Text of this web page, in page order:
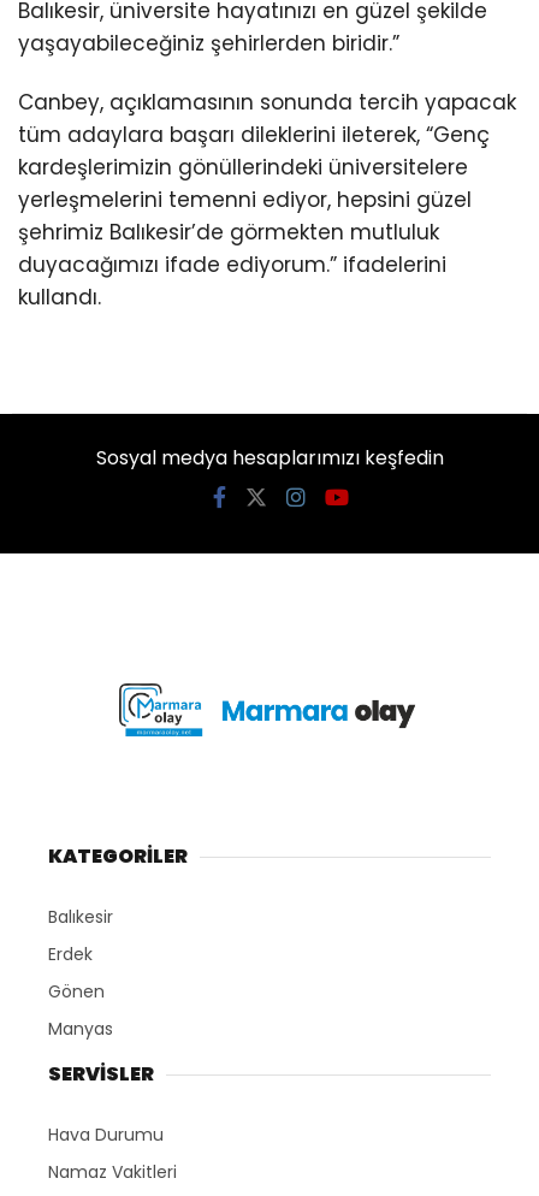
Balıkesir, üniversite hayatınızı en güzel şekilde
yaşayabileceğiniz şehirlerden biridir.”
Canbey, açıklamasının sonunda tercih yapacak
tüm adaylara başarı dileklerini ileterek, “Genç
kardeşlerimizin gönüllerindeki üniversitelere
yerleşmelerini temenni ediyor, hepsini güzel
şehrimiz Balıkesir’de görmekten mutluluk
duyacağımızı ifade ediyorum.” ifadelerini
kullandı.
Sosyal medya hesaplarımızı keşfedin
KATEGORİLER
Balıkesir
Erdek
Gönen
Manyas
SERVİSLER
Hava Durumu
Namaz Vakitleri